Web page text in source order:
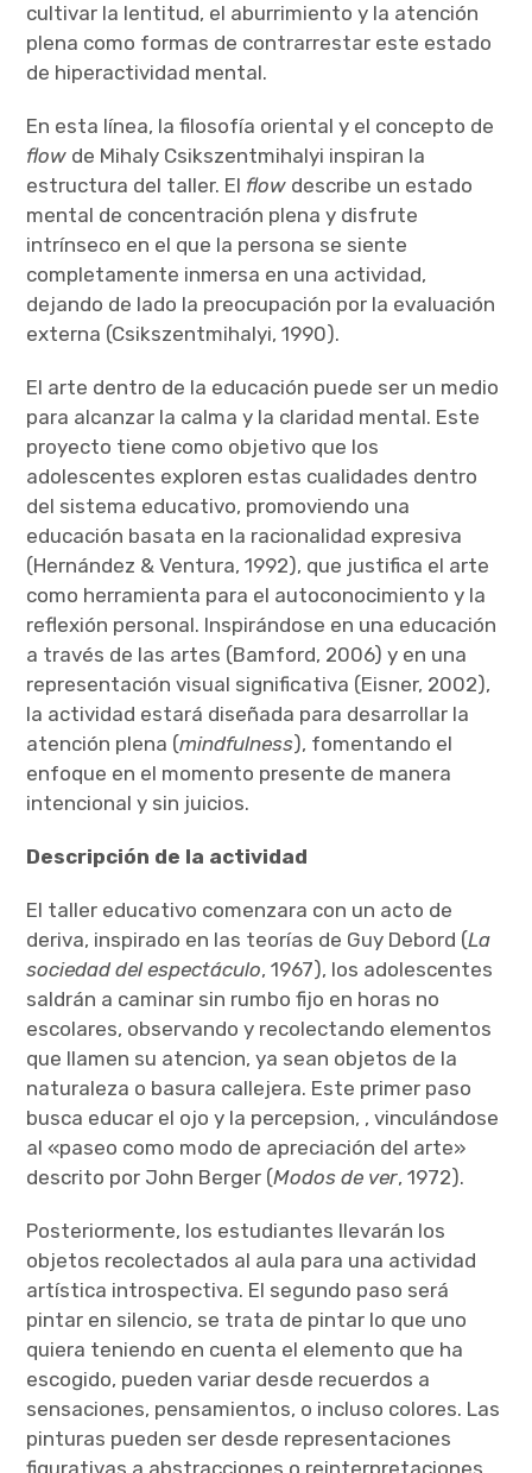
cultivar la lentitud, el aburrimiento y la atención
plena como formas de contrarrestar este estado
de hiperactividad mental.
En esta línea, la filosofía oriental y el concepto de
flow de Mihaly Csikszentmihalyi inspiran la
estructura del taller. El flow describe un estado
mental de concentración plena y disfrute
intrínseco en el que la persona se siente
completamente inmersa en una actividad,
dejando de lado la preocupación por la evaluación
externa (Csikszentmihalyi, 1990).
El arte dentro de la educación puede ser un medio
para alcanzar la calma y la claridad mental. Este
proyecto tiene como objetivo que los
adolescentes exploren estas cualidades dentro
del sistema educativo, promoviendo una
educación basata en la racionalidad expresiva
(Hernández & Ventura, 1992), que justifica el arte
como herramienta para el autoconocimiento y la
reflexión personal. Inspirándose en una educación
a través de las artes (Bamford, 2006) y en una
representación visual significativa (Eisner, 2002),
la actividad estará diseñada para desarrollar la
atención plena (mindfulness), fomentando el
enfoque en el momento presente de manera
intencional y sin juicios.
Descripción de la actividad
El taller educativo comenzara con un acto de
deriva, inspirado en las teorías de Guy Debord (La
sociedad del espectáculo, 1967), los adolescentes
saldrán a caminar sin rumbo fijo en horas no
escolares, observando y recolectando elementos
que llamen su atencion, ya sean objetos de la
naturaleza o basura callejera. Este primer paso
busca educar el ojo y la percepsion, , vinculándose
al «paseo como modo de apreciación del arte»
descrito por John Berger (Modos de ver, 1972).
Posteriormente, los estudiantes llevarán los
objetos recolectados al aula para una actividad
artística introspectiva. El segundo paso será
pintar en silencio, se trata de pintar lo que uno
quiera teniendo en cuenta el elemento que ha
escogido, pueden variar desde recuerdos a
sensaciones, pensamientos, o incluso colores. Las
pinturas pueden ser desde representaciones
figurativas a abstracciones o reinterpretaciones